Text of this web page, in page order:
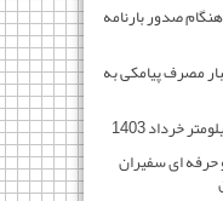
صدور بارنامه
مصرف پیامکی به
خرداد 1403
و حرفه ای سفیران